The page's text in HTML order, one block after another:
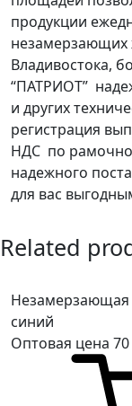
продукции
незамерзающих
Владивостока,
“ПАТРИОТ”
и других
регистрация
НДС по
надежного
для вас
Related
Незамерзающая
синий
Оптовая цена 70